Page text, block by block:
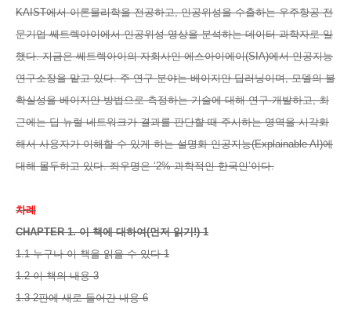
KAIST에서 이론물리학을 전공하고, 인공위성을 수출하는 우주항공 전
문기업 쎄트렉아이에서 인공위성 영상을 분석하는 데이터 과학자로 일
했다. 지금은 쎄트렉아이의 자회사인 에스아이에이(SIA)에서 인공지능
연구소장을 맡고 있다. 주 연구 분야는 베이지안 딥러닝이며, 모델의 불
확실성을 베이지안 방법으로 측정하는 기술에 대해 연구·개발하고, 최
근에는 딥 뉴럴 네트워크가 결과를 판단할 때 주시하는 영역을 시각화
해서 사용자가 이해할 수 있게 하는 설명화 인공지능(Explainable AI)에
대해 몰두하고 있다. 좌우명은 ‘2% 과학적인 한국인’이다.
차례
CHAPTER 1. 이 책에 대하여(먼저 읽기!) 1
1.1 누구나 이 책을 읽을 수 있다 1
1.2 이 책의 내용 3
1.3 2판에 새로 들어간 내용 6